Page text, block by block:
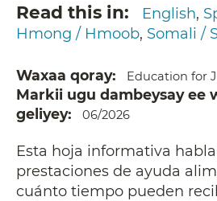
Read this in English
Hmong / Hmoob Somali /
Waxaa qoray Education for
Markii ugu dambeysay ee
geliyey
06/2026
Esta hoja informativa
prestaciones de ayuda
cuánto tiempo pueden